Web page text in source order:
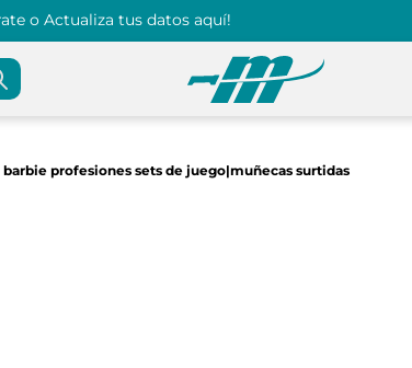
o Actualiza tus datos aquí!
barbie profesiones sets de juego|muñecas surtidas